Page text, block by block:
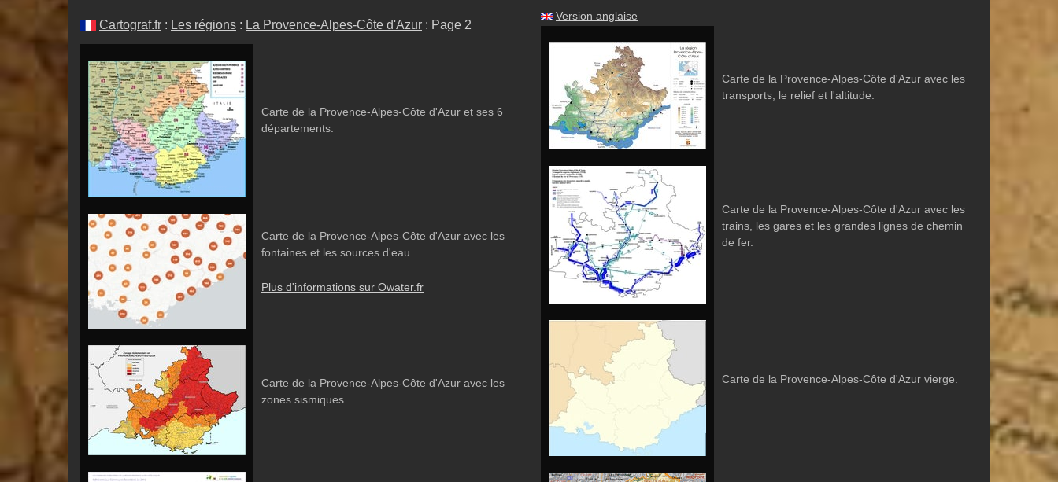
Cartograf.fr : Les régions : La Provence-Alpes-Côte d'Azur : Page 2
Carte de la Provence-Alpes-Côte d'Azur et ses 6
départements.
Carte de la Provence-Alpes-Côte d'Azur avec les
fontaines et les sources d'eau.
Plus d'informations sur Owater.fr
Carte de la Provence-Alpes-Côte d'Azur avec les
zones sismiques.
Version anglaise
Carte de la Provence-Alpes-Côte d'Azur avec les
transports, le relief et l'altitude.
Carte de la Provence-Alpes-Côte d'Azur avec les
trains, les gares et les grandes lignes de chemin
de fer.
Carte de la Provence-Alpes-Côte d'Azur vierge.